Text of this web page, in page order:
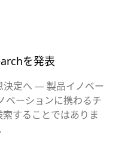
を発表
決定へ ― 製品イノベー
ベーションに携わるチ
することではありま